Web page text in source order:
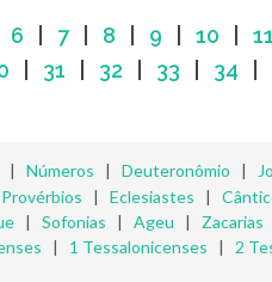
6 7| 8 9 10 11
31 32 33 34
| Números | Deuteronômio |
Provérbios | Eclesiastes |
| Sofonias | Ageu | Zacarias
| 1 Tessalonicenses | 2